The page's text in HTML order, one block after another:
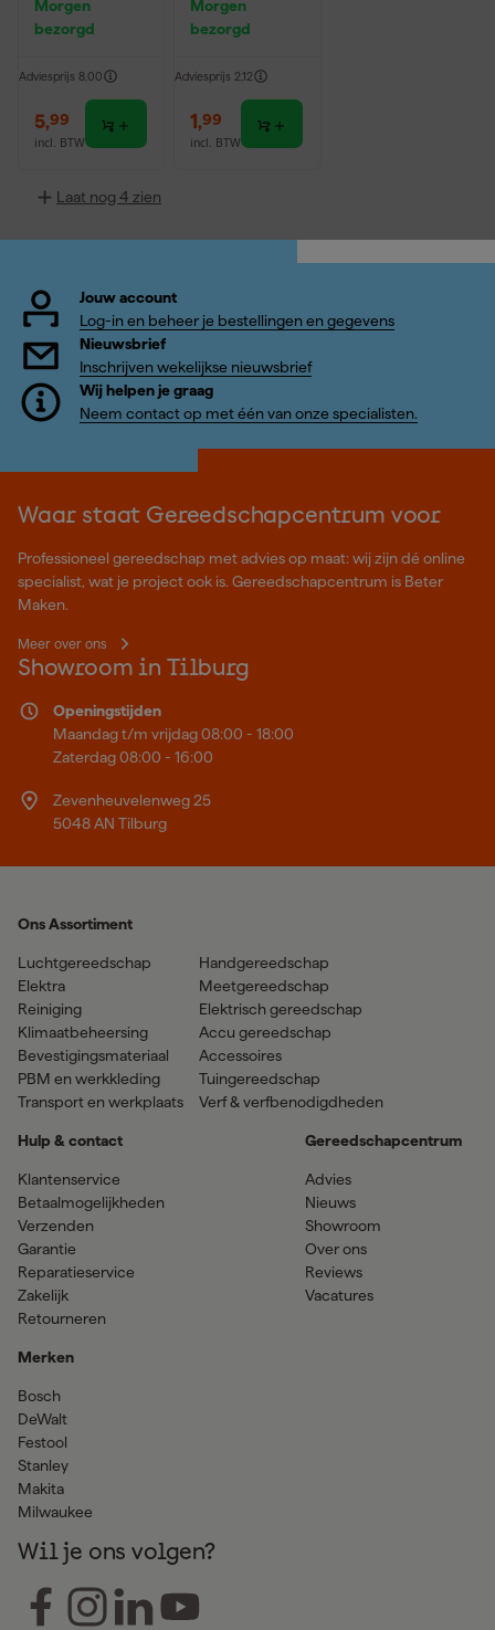
Morgen
bezorgd
Adviesprijs 8,00
5,99
incl. BTW
Morgen
bezorgd
Adviesprijs 2,12
1,99
incl. BTW
Laat nog 4 zien
Jouw account
Log-in en beheer je bestellingen en gegevens
Nieuwsbrief
Inschrijven wekelijkse nieuwsbrief
Wij helpen je graag
Neem contact op met één van onze specialisten.
Waar staat Gereedschapcentrum voor
Professioneel gereedschap met advies op maat: wij zijn dé online
specialist, wat je project ook is. Gereedschapcentrum is Beter
Maken.
Meer over ons
Showroom in Tilburg
Openingstijden
Maandag t/m vrijdag 08:00 - 18:00
Zaterdag 08:00 - 16:00
Zevenheuvelenweg 25
5048 AN Tilburg
Ons Assortiment
Luchtgereedschap
Elektra
Reiniging
Klimaatbeheersing
Bevestigingsmateriaal
PBM en werkkleding
Transport en werkplaats
Handgereedschap
Meetgereedschap
Elektrisch gereedschap
Accu gereedschap
Accessoires
Tuingereedschap
Verf & verfbenodigdheden
Hulp & contact
Klantenservice
Betaalmogelijkheden
Verzenden
Garantie
Reparatieservice
Zakelijk
Retourneren
Merken
Bosch
DeWalt
Festool
Stanley
Makita
Milwaukee
Gereedschapcentrum
Advies
Nieuws
Showroom
Over ons
Reviews
Vacatures
Wil je ons volgen?